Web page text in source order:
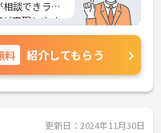
談できライ
実現しやす
ポイントな
お気軽にご
料 紹介してもらう
更新日：2024年11月30日